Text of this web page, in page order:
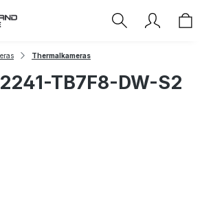
Thermalkameras
TB7F8-DW-S2